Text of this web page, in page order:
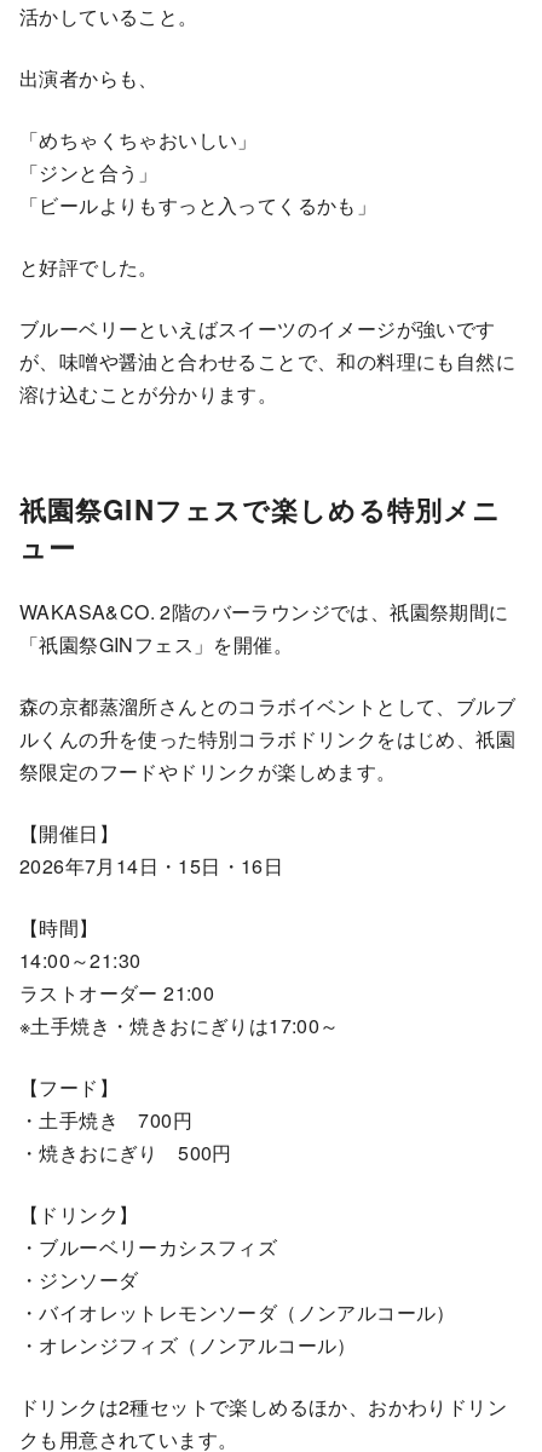
活かしていること。
出演者からも、
「めちゃくちゃおいしい」
「ジンと合う」
「ビールよりもすっと入ってくるかも」
と好評でした。
ブルーベリーといえばスイーツのイメージが強いです
が、味噌や醤油と合わせることで、和の料理にも自然に
溶け込むことが分かります。
祇園祭GINフェスで楽しめる特別メニ
ュー
WAKASA&CO. 2階のバーラウンジでは、祇園祭期間に
「祇園祭GINフェス」を開催。
森の京都蒸溜所さんとのコラボイベントとして、ブルブ
ルくんの升を使った特別コラボドリンクをはじめ、祇園
祭限定のフードやドリンクが楽しめます。
【開催日】
2026年7月14日・15日・16日
【時間】
14:00～21:30
ラストオーダー 21:00
※土手焼き・焼きおにぎりは17:00～
【フード】
・土手焼き 700円
・焼きおにぎり 500円
【ドリンク】
・ブルーベリーカシスフィズ
・ジンソーダ
・バイオレットレモンソーダ（ノンアルコール）
・オレンジフィズ（ノンアルコール）
ドリンクは2種セットで楽しめるほか、おかわりドリン
クも用意されています。